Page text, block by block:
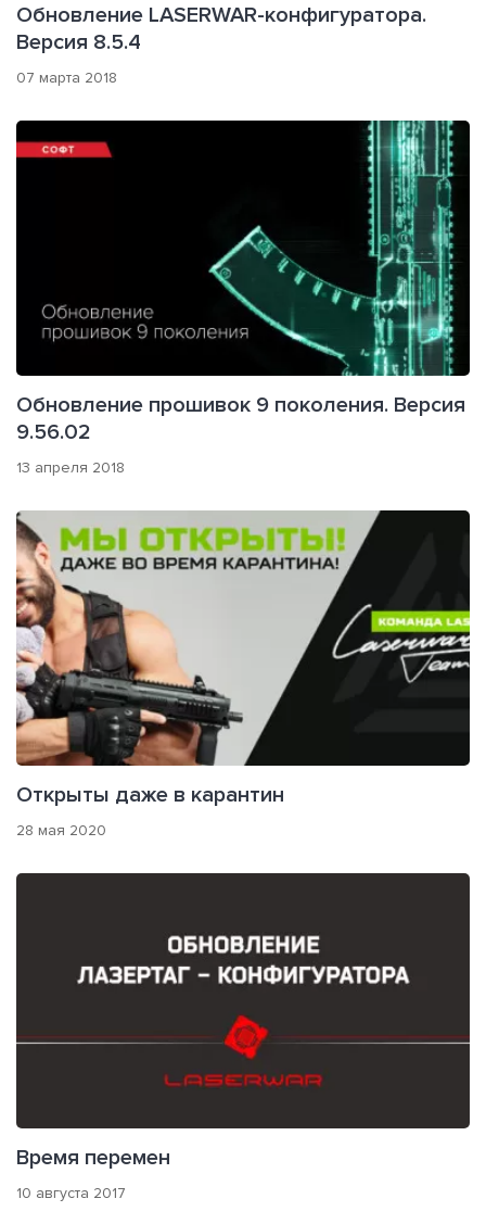
Обновление LASERWAR-конфигуратора.
Версия 8.5.4
07 марта 2018
Обновление прошивок 9 поколения. Версия
9.56.02
13 апреля 2018
Открыты даже в карантин
28 мая 2020
Время перемен
10 августа 2017